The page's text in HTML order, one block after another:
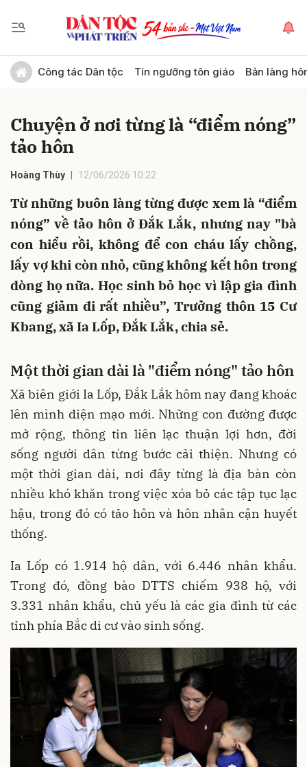
Công tác Dân tộc Tín ngưỡng tôn giáo Bản làng
Chuyện ở nơi từng là “điểm nóng”
tảo hôn
Hoàng Thùy 12/06/2026 10:22
Từ những buôn làng từng được xem là “điểm
nóng” về tảo hôn ở Đắk Lắk, nhưng nay "bà
con hiểu rồi, không để con cháu lấy chồng,
lấy vợ khi còn nhỏ, cũng không kết hôn trong
dòng họ nữa. Học sinh bỏ học vì lập gia đình
cũng giảm đi rất nhiều”, Trưởng thôn 15 Cư
Kbang, xã Ia Lốp, Đắk Lắk, chia sẻ.
Một thời gian dài là "điểm nóng" tảo hôn
Xã biên giới Ia Lốp, Đắk Lắk hôm nay đang khoác
lên mình diện mạo mới. Những con đường được
mở rộng, thông tin liên lạc thuận lợi hơn, đời
sống người dân từng bước cải thiện. Nhưng có
một thời gian dài, nơi đây từng là địa bàn còn
nhiều khó khăn trong việc xóa bỏ các tập tục lạc
hậu, trong đó có tảo hôn và hôn nhân cận huyết
thống.
Ia Lốp có 1.914 hộ dân, với 6.446 nhân khẩu.
Trong đó, đồng bào DTTS chiếm 938 hộ, với
3.331 nhân khẩu, chủ yếu là các gia đình từ các
tỉnh phía Bắc di cư vào sinh sống.
Gửi bình luận
Hủy Gửi